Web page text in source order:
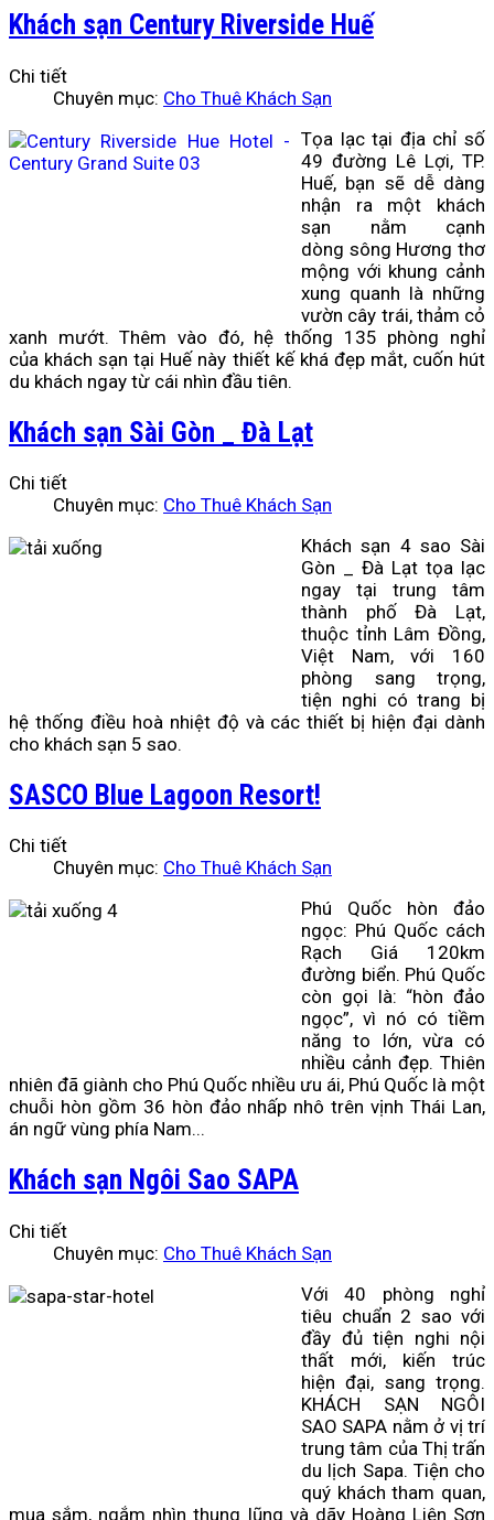
Khách sạn Century Riverside Huế
Chi tiết
Chuyên mục: Cho Thuê Khách Sạn
Tọa lạc tại địa chỉ số
49 đường Lê Lợi, TP.
Huế, bạn sẽ dễ dàng
nhận ra một khách
sạn nằm cạnh
dòng sông Hương thơ
mộng với khung cảnh
xung quanh là những
vườn cây trái, thảm cỏ
xanh mướt. Thêm vào đó, hệ thống 135 phòng nghỉ
của khách sạn tại Huếnày thiết kế khá đẹp mắt, cuốn hút
du khách ngay từ cái nhìn đầu tiên.
Khách sạn Sài Gòn _ Đà Lạt
Chi tiết
Chuyên mục: Cho Thuê Khách Sạn
Khách sạn 4 sao Sài
Gòn _ Đà Lạt tọa lạc
ngay tại trung tâm
thành phố Đà Lạt,
thuộc tỉnh Lâm Đồng,
Việt Nam, với 160
phòng sang trọng,
tiện nghi có trang bị
hệ thống điều hoà nhiệt độ và các thiết bị hiện đại dành
cho khách sạn 5 sao.
SASCO Blue Lagoon Resort!
Chi tiết
Chuyên mục: Cho Thuê Khách Sạn
Phú Quốc hòn đảo
ngọc: Phú Quốc cách
Rạch Giá 120km
đường biển. Phú Quốc
còn gọi là: “hòn đảo
ngọc”, vì nó có tiềm
năng to lớn, vừa có
nhiều cảnh đẹp. Thiên
nhiên đã giành cho Phú Quốc nhiều ưu ái, Phú Quốc là một
chuỗi hòn gồm 36 hòn đảo nhấp nhô trên vịnh Thái Lan,
án ngữ vùng phía Nam...
Khách sạn Ngôi Sao SAPA
Chi tiết
Chuyên mục: Cho Thuê Khách Sạn
Với 40 phòng nghỉ
tiêu chuẩn 2 sao với
đầy đủ tiện nghi nội
thất mới, kiến trúc
hiện đại, sang trọng.
KHÁCH SẠN NGÔI
SAO SAPA nằm ở vị trí
trung tâm của Thị trấn
du lịch Sapa. Tiện cho
quý khách tham quan,
mua sắm, ngắm nhìn thung lũng và dãy Hoàng Liên Sơn